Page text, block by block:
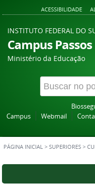
ACESSIBILIDADE
INSTITUTO FEDERAL DO
Campus Passos
Ministério da Educação
Campus
Webmail
PÁGINA INICIAL > SUPERIORES >